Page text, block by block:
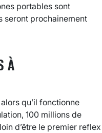
portables sont
seront prochainement
À
qu’il fonctionne
100 millions de
d’être le premier reflex